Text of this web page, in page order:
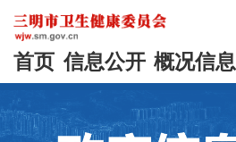
首页 信息公开 概况信息